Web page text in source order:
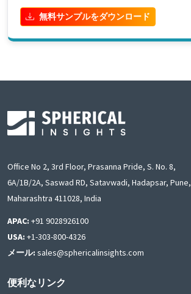
無料サンプルをダウンロード
Office No 2, 3rd Floor, Prasanna Pride, S. No. 8,
6A/1B/2A, Saswad RD, Satavwadi, Hadapsar, Pune,
Maharashtra 411028, India
APAC: +91 9028926100
USA: +1-303-800-4326
メール: sales@sphericalinsights.com
便利なリンク